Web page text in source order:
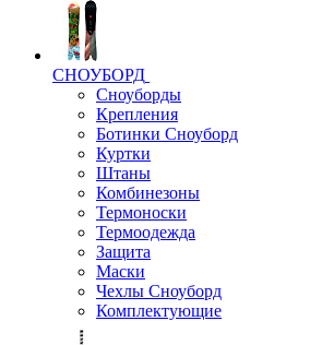
СНОУБОРД
Сноуборды
Крепления
Ботинки Сноуборд
Куртки
Штаны
Комбинезоны
Термоноски
Термоодежда
Защита
Маски
Чехлы Сноуборд
Комплектующие